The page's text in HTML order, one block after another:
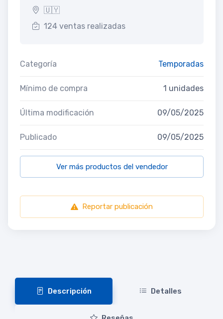
🇺🇾
124 ventas realizadas
Categoría Temporadas
Mínimo de compra 1 unidades
Última modificación 09/05/2025
Publicado 09/05/2025
Ver más productos del vendedor
Reportar publicación
Descripción Detalles